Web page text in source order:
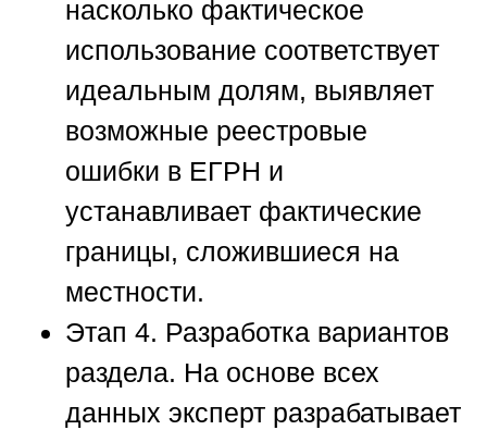
насколько фактическое
использование соответствует
идеальным долям, выявляет
возможные реестровые
ошибки в ЕГРН и
устанавливает фактические
границы, сложившиеся на
местности.
Этап 4. Разработка вариантов
раздела. На основе всех
данных эксперт разрабатывает